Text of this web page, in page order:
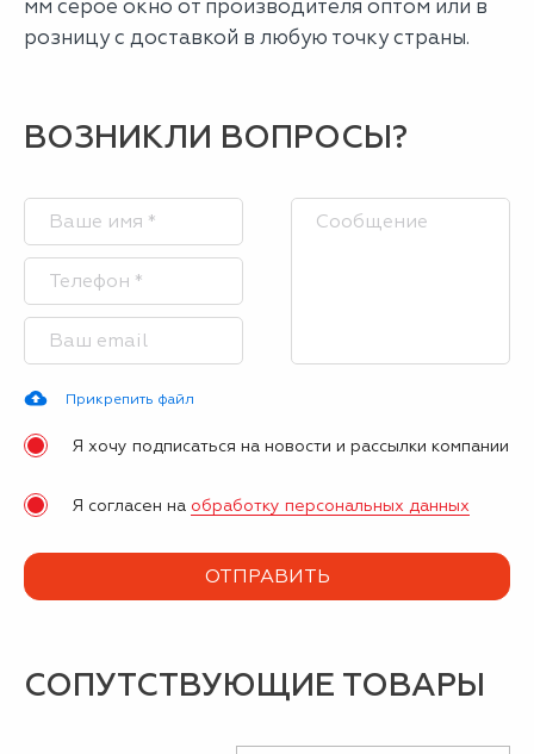
мм серое окно от производителя оптом или в
розницу с доставкой в любую точку страны.
ВОЗНИКЛИ ВОПРОСЫ?
Прикрепить файл
Я хочу подписаться на новости и рассылки компании
Я согласен на обработку персональных данных
СОПУТСТВУЮЩИЕ ТОВАРЫ